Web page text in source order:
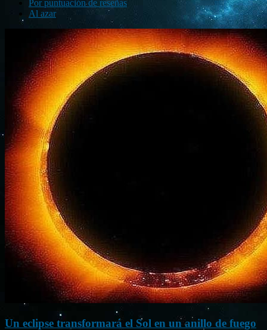
Por puntuación de reseñas
Al azar
Un eclipse transformará el Sol en un anillo de fuego